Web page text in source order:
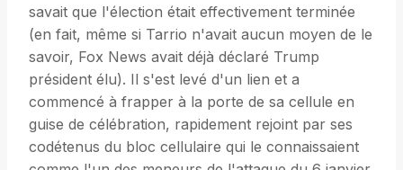
savait que l'élection était effectivement terminée
(en fait, même si Tarrio n'avait aucun moyen de le
savoir, Fox News avait déjà déclaré Trump
président élu). Il s'est levé d'un lien et a
commencé à frapper à la porte de sa cellule en
guise de célébration, rapidement rejoint par ses
codétenus du bloc cellulaire qui le connaissaient